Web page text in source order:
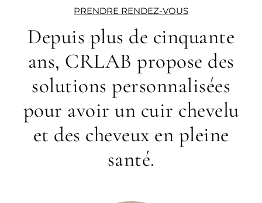
PRENDRE RENDEZ-VOUS
Depuis plus de cinquante
ans, CRLAB propose des
solutions personnalisées
pour avoir un cuir chevelu
et des cheveux en pleine
santé.